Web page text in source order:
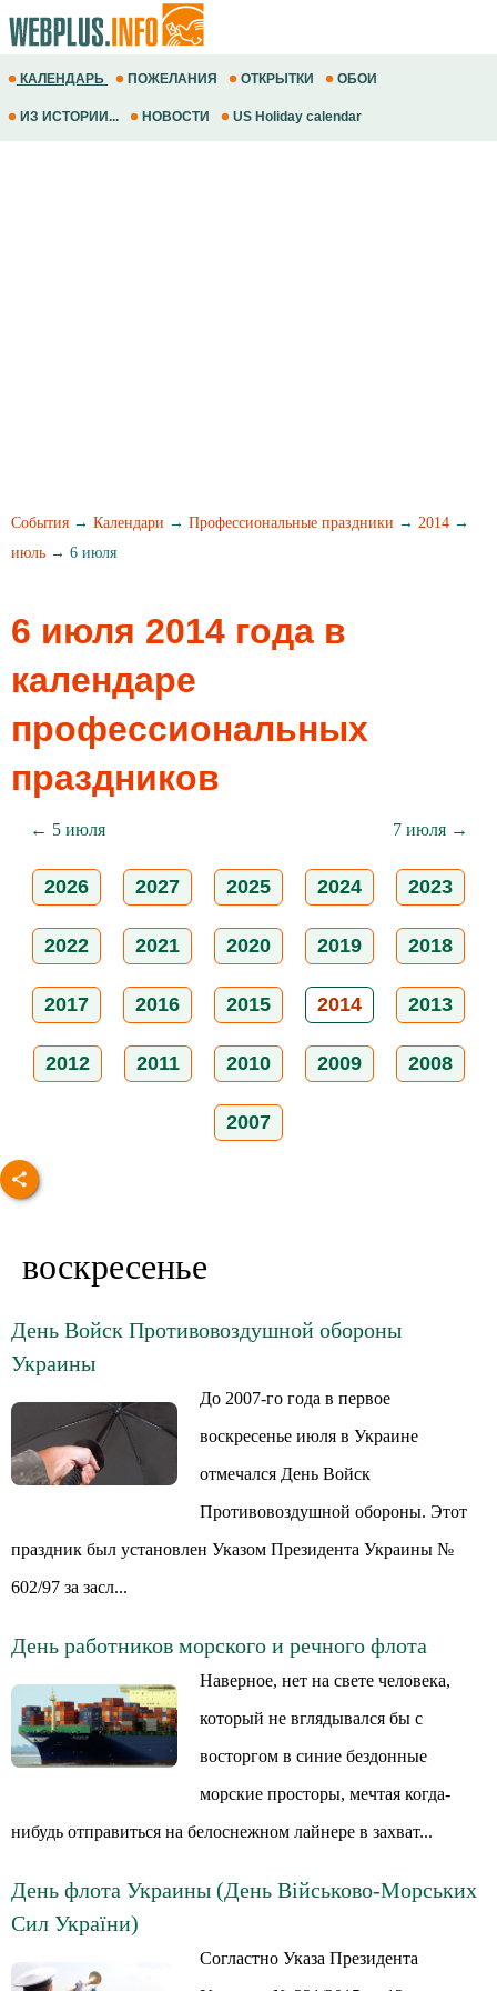
КАЛЕНДАРЬ ПОЖЕЛАНИЯ ОТКРЫТКИ ОБОИ
ИЗ ИСТОРИИ... НОВОСТИ US Holiday calendar
События → Календари → Профессиональные праздники → 2014 →
июль → 6 июля
6 июля 2014 года в
календаре
профессиональных
праздников
← 5 июля 7 июля →
2026 2027 2025 2024 2023
2022 2021 2020 2019 2018
2017 2016 2015 2014 2013
2012 2011 2010 2009 2008
2007
воскресенье
День Войск Противовоздушной обороны
Украины
До 2007-го года в первое
воскресенье июля в Украине
отмечался День Войск
Противовоздушной обороны. Этот
праздник был установлен Указом Президента Украины №
602/97 за засл...
День работников морского и речного флота
Наверное, нет на свете человека,
который не вглядывался бы с
восторгом в синие бездонные
морские просторы, мечтая когда-
нибудь отправиться на белоснежном лайнере в захват...
День флота Украины (День Військово-Морських
Сил України)
Согластно Указа Президента